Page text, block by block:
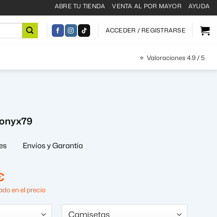
ABRE TU TIENDA VENTA AL POR MAYOR AYUDA
ACCEDER / REGISTRARSE
⭐ Valoraciones 4.9 / 5
Envíos y Garantía
El
precio
actual
es:
en el precio